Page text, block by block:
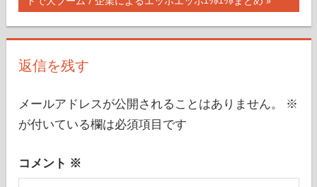
ナ
ビ
ー
ョ
記
事:
の
記
トで大ブーム / 企業によるエッホエッホｴｯﾎｴｯﾎまとめ
返信を残す
メールアドレスが公開されることはありません。
コメント※